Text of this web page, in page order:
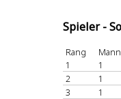
Spieler -
Rang
1
1
2
1
3
1